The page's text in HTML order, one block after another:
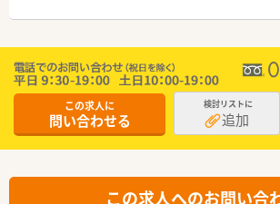
この求人に
問い合わせる
検討リストに
追加
この求人へのお問い合